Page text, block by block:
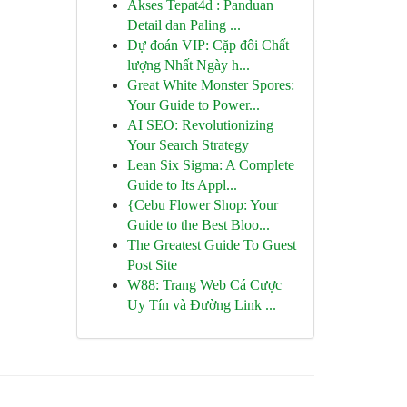
Akses Tepat4d : Panduan
Detail dan Paling ...
Dự đoán VIP: Cặp đôi Chất
lượng Nhất Ngày h...
Great White Monster Spores:
Your Guide to Power...
AI SEO: Revolutionizing
Your Search Strategy
Lean Six Sigma: A Complete
Guide to Its Appl...
{Cebu Flower Shop: Your
Guide to the Best Bloo...
The Greatest Guide To Guest
Post Site
W88: Trang Web Cá Cược
Uy Tín và Đường Link ...